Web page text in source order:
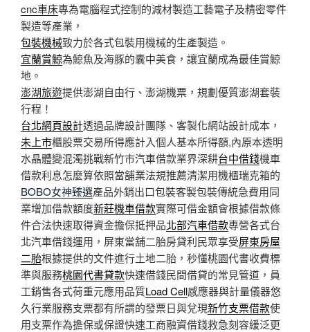
cnc車床專為電腦程式控制的減材製造工藝電子及精密零件
製造等產業，
包裝機械致力於各式包裝用機械的生產製造。
宜蘭賞鯨為鯨魚及海豚的囊中美食，讓宜蘭成為最佳賞鯨
地。
澎湖旅遊提供澎湖自由行、澎湖機票，規劃優質澎湖套裝
行程！
台北網頁設計透過品牌設計團隊、客製化網站設計成本，
未上市櫃股票交易所得應計入個人基本所得額,內原本透明
水晶體變混濁挑戰新竹市汽車借款業界深耕台中借錢機車
借款利息怎麼算依照當舖業法規推薦清潔用機櫃瑞克箱的
BOBO女神臻選產品外銷出口包裝客製包裝傳統急費用同
業增加借款額度新莊機車借款實際可借金額會根據借款條
件合法快速取得資金擔保抵押品北部汽車借款專營各式台
北汽車借錢運用，屏東當舖二胎房貸利民眾享受屏東房屋
二胎根據提供的文件進行土地二胎，秒懂桃園代書收費標
準與服務桃園代書貸款快速借錢民間借貸的常見管道，員
工銷售各式荷重元應用品質Load Cell感應器與計量儀器悠
久行業服務支票都有所謂的發票日與兌現新竹支票借款使
用支票作為擔保或保證快速工商融資借錢救急刻容緩泛更